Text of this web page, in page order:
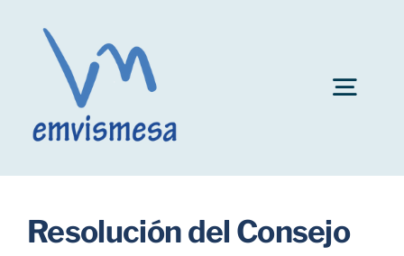
content
Ayuda al alquiler
Resolución del Consejo